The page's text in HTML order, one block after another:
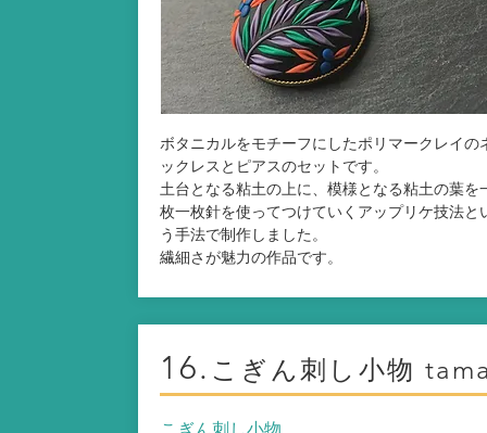
ボタニカルをモチーフにしたポリマークレイの
ックレスとピアスのセットです。
土台となる粘土の上に、模様となる粘土の葉を
枚一枚針を使ってつけていくアップリケ技法と
う手法で制作しました。
繊細さが魅力の作品です。
16. こぎん刺し小物
こぎん刺し小物